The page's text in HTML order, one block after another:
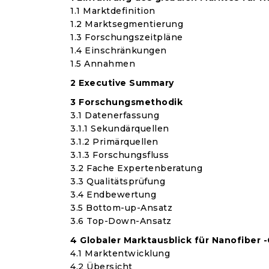
1.1 Marktdefinition
1.2 Marktsegmentierung
1.3 Forschungszeitpläne
1.4 Einschränkungen
1.5 Annahmen
2 Executive Summary
3 Forschungsmethodik
3.1 Datenerfassung
3.1.1 Sekundärquellen
3.1.2 Primärquellen
3.1.3 Forschungsfluss
3.2 Fache Expertenberatung
3.3 Qualitätsprüfung
3.4 Endbewertung
3.5 Bottom-up-Ansatz
3.6 Top-Down-Ansatz
4 Globaler Marktausblick für Nanofiber
4.1 Marktentwicklung
4.2 Übersicht